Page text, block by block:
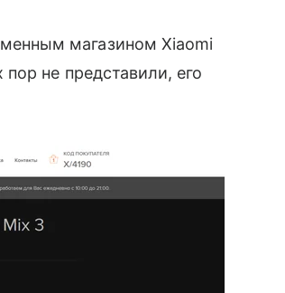
магазином Xiaomi
пор не представили, его